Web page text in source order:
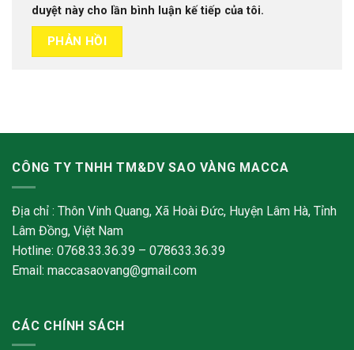
duyệt này cho lần bình luận kế tiếp của tôi.
CÔNG TY TNHH TM&DV SAO VÀNG MACCA
Địa chỉ : Thôn Vinh Quang, Xã Hoài Đức, Huyện Lâm Hà, Tỉnh
Lâm Đồng, Việt Nam
Hotline: 0768.33.36.39 – 078633.36.39
Email: maccasaovang@gmail.com
CÁC CHÍNH SÁCH